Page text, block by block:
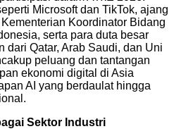
Microsoft dan TikTok, ajang
Koordinator Bidang
serta para duta besar
dari Qatar, Arab Saudi, dan Uni
peluang dan tantangan
ekonomi digital di Asia
AI yang berdaulat hingga
Sektor Industri